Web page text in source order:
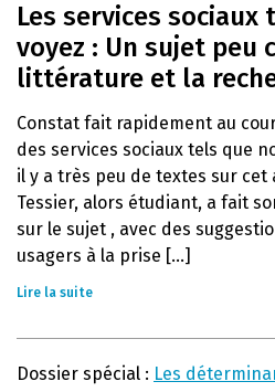
Les services sociaux
voyez : Un sujet peu
littérature et la
Constat fait rapidement au
des services sociaux tels que
il y a très peu de textes sur cet
Tessier, alors étudiant, a fait
sur le sujet , avec des
usagers à la prise [...]
Lire la suite
Dossier spécial : Les